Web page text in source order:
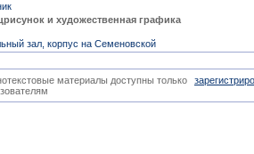
и художественная графика
зал, корпус на Семеновской
материалы доступны только